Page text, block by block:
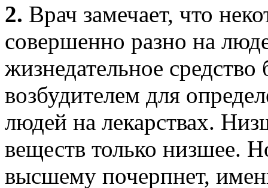
2. Врач замечает, что
совершенно разно на
жизнедательное
возбудителем для
людей на лекарствах.
веществ только низшее.
высшему почерпнет,